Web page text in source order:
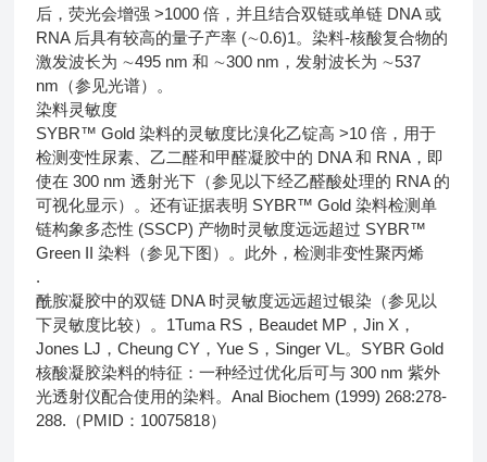
后，荧光会增强 >1000 倍，并且结合双链或单链 DNA 或
RNA 后具有较高的量子产率 (∼0.6)1。染料-核酸复合物的
激发波长为 ∼495 nm 和 ∼300 nm，发射波长为 ∼537
nm（参见光谱）。
染料灵敏度
SYBR™ Gold 染料的灵敏度比溴化乙锭高 >10 倍，用于
检测变性尿素、乙二醛和甲醛凝胶中的 DNA 和 RNA，即
使在 300 nm 透射光下（参见以下经乙醛酸处理的 RNA 的
可视化显示）。还有证据表明 SYBR™ Gold 染料检测单
链构象多态性 (SSCP) 产物时灵敏度远远超过 SYBR™
Green II 染料（参见下图）。此外，检测非变性聚丙烯
.
酰胺凝胶中的双链 DNA 时灵敏度远远超过银染（参见以
下灵敏度比较）。1Tuma RS，Beaudet MP，Jin X，
Jones LJ，Cheung CY，Yue S，Singer VL。SYBR Gold
核酸凝胶染料的特征：一种经过优化后可与 300 nm 紫外
光透射仪配合使用的染料。Anal Biochem (1999) 268:278-
288.（PMID：10075818）